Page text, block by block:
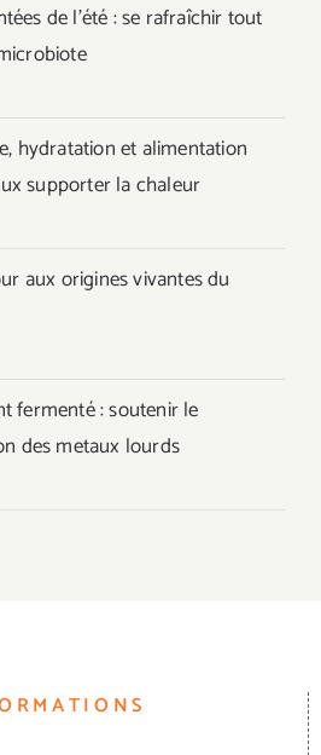
de l’été : se rafraîchir tout
hydratation et alimentation
supporter la chaleur
aux origines vivantes du
fermenté : soutenir le
des metaux lourds